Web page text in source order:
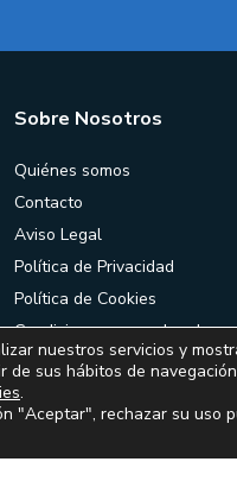
Sobre Nosotros
Quiénes somos
Contacto
Aviso Legal
Política de Privacidad
Política de Cookies
Condiciones generales de
contratación
nuestros servicios y
sus hábitos de
.
"Aceptar", rechazar su uso